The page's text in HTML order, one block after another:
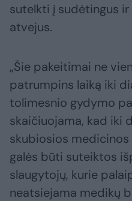
sutelkti į sudėtingus
atvejus.
„Šie pakeitimai ne
patrumpins laiką iki
tolimesnio gydymo
skaičiuojama, kad iki
skubiosios
galės būti suteiktos
slaugytojų, kurie
neatsiejama medikų